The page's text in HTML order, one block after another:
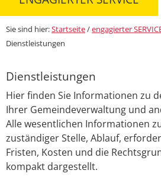
Sie sind hier:Startseite/engagierter
Dienstleistungen
Dienstleistungen
Hier finden Sie Informationen zu
Ihrer Gemeindeverwaltung und
Alle wesentlichen Informationen
zuständiger Stelle, Ablauf,
Fristen, Kosten und die
kompakt dargestellt.